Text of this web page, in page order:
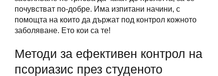
почувстват по-добре. Има изпитани начини, с
помощта на които да държат под контрол кожното
заболяване. Ето кои са те!
Методи за ефективен контрол на
псориазис през студеното